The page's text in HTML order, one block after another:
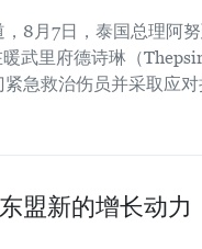
8月7日，泰国总理阿
武里府德诗琳（
急救治伤员并采取应对
盟新的增长动力